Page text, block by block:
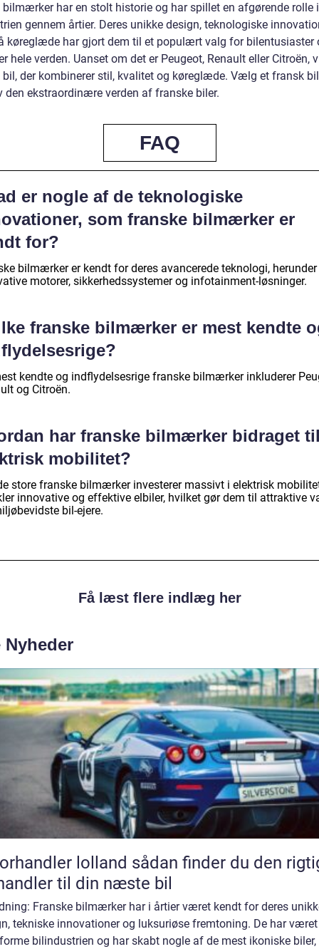
bilmærker har en stolt historie og har spillet en afgørende rolle i
gennem årtier. Deres unikke design, teknologiske
køreglæde har gjort dem til et populært valg for bilentusiaster
hele verden. Uanset om det er Peugeot, Renault eller Citroën,
bil, der kombinerer stil, kvalitet og køreglæde. Vælg et fransk
den ekstraordinære verden af franske biler.
FAQ
er nogle af de teknologiske
som franske bilmærker er
for?
bilmærker er kendt for deres avancerede teknologi, herunder
motorer, sikkerhedssystemer og infotainment-løsninger.
franske bilmærker er mest kendte
kendte og indflydelsesrige franske bilmærker inkluderer
og Citroën.
har franske bilmærker bidraget
mobilitet?
store franske bilmærker investerer massivt i elektrisk
innovative og effektive elbiler, hvilket gør dem til attraktive
bil-ejere.
Få læst flere indlæg her
Nyheder
lolland sådan finder du den rigtige
til din næste bil
Franske bilmærker har i årtier været kendt for deres
tekniske innovationer og luksuriøse fremtoning. De har
bilindustrien og har skabt nogle af de mest ikoniske biler,